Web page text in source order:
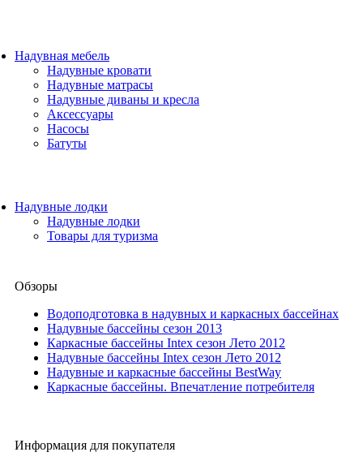
Надувная мебель
Надувные кровати
Надувные матрасы
Надувные диваны и кресла
Аксессуары
Насосы
Батуты
Надувные лодки
Надувные лодки
Товары для туризма
Обзоры
Водоподготовка в надувных и каркасных бассейнах
Надувные бассейны сезон 2013
Каркасные бассейны Intex сезон Лето 2012
Надувные бассейны Intex сезон Лето 2012
Надувные и каркасные бассейны BestWay
Каркасные бассейны. Впечатление потребителя
Информация для покупателя